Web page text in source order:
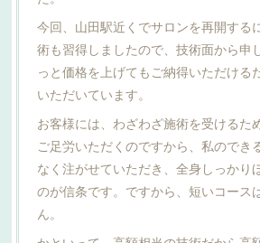
今回、山田駅近くでサロンを再開する
術も習得しましたので、技術面から申
っと価格を上げてもご納得いただける
いただいています。
お客様には、わざわざ施術を受けるた
ご足労いただくのですから、私のでき
なく注がせていただき、全身しっかり
のが信条です。ですから、短いコース
ん。